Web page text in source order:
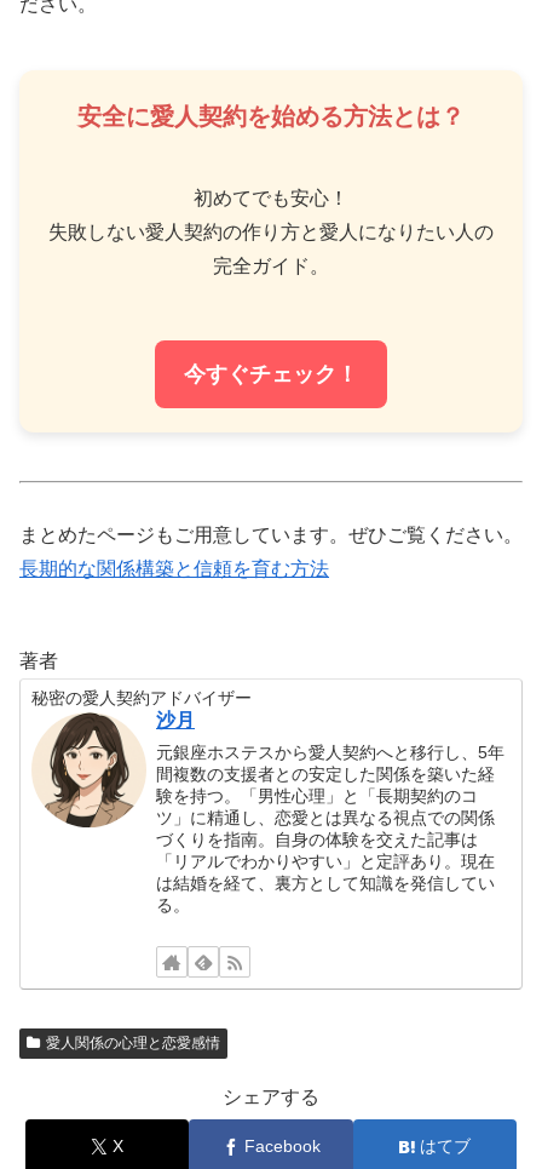
ださい。
安全に愛人契約を始める方法とは？
初めてでも安心！
失敗しない愛人契約の作り方と愛人になりたい人の
完全ガイド。
今すぐチェック！
まとめたページもご用意しています。ぜひご覧ください。
長期的な関係構築と信頼を育む方法
著者
秘密の愛人契約アドバイザー
沙月
元銀座ホステスから愛人契約へと移行し、5年
間複数の支援者との安定した関係を築いた経
験を持つ。「男性心理」と「長期契約のコ
ツ」に精通し、恋愛とは異なる視点での関係
づくりを指南。自身の体験を交えた記事は
「リアルでわかりやすい」と定評あり。現在
は結婚を経て、裏方として知識を発信してい
る。
愛人関係の心理と恋愛感情
シェアする
X Facebook はてブ